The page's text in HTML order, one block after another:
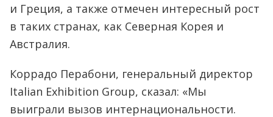
и Греция, а также отмечен интересный рост
в таких странах, как Северная Корея и
Австралия.
Коррадо Перабони, генеральный директор
Italian Exhibition Group, сказал: «Мы
выиграли вызов интернациональности.